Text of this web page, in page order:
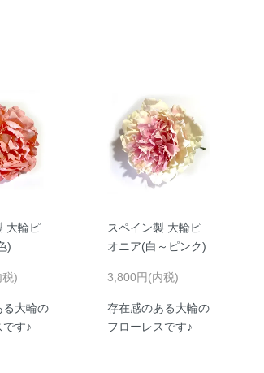
大輪ピ
)
)
る大輪の
です♪
スペイン製 大輪ピ
オニア(白～ピンク)
3,800円(内税)
存在感のある大輪の
フローレスです♪